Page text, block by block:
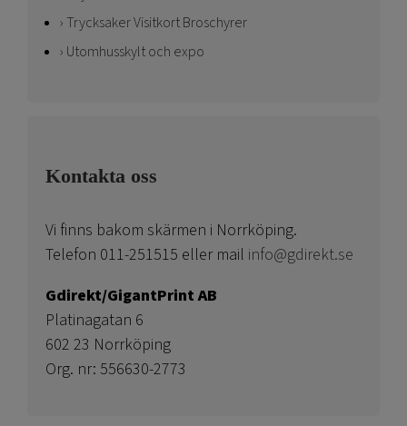
Trycksaker Visitkort Broschyrer
Utomhusskylt och expo
Kontakta oss
Vi finns bakom skärmen i Norrköping.
Telefon 011-251515 eller mail info@gdirekt.se
Gdirekt/GigantPrint AB
Platinagatan 6
602 23 Norrköping
Org. nr: 556630-2773